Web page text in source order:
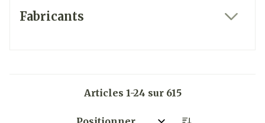
Fabricants
Articles 1-24 sur 615